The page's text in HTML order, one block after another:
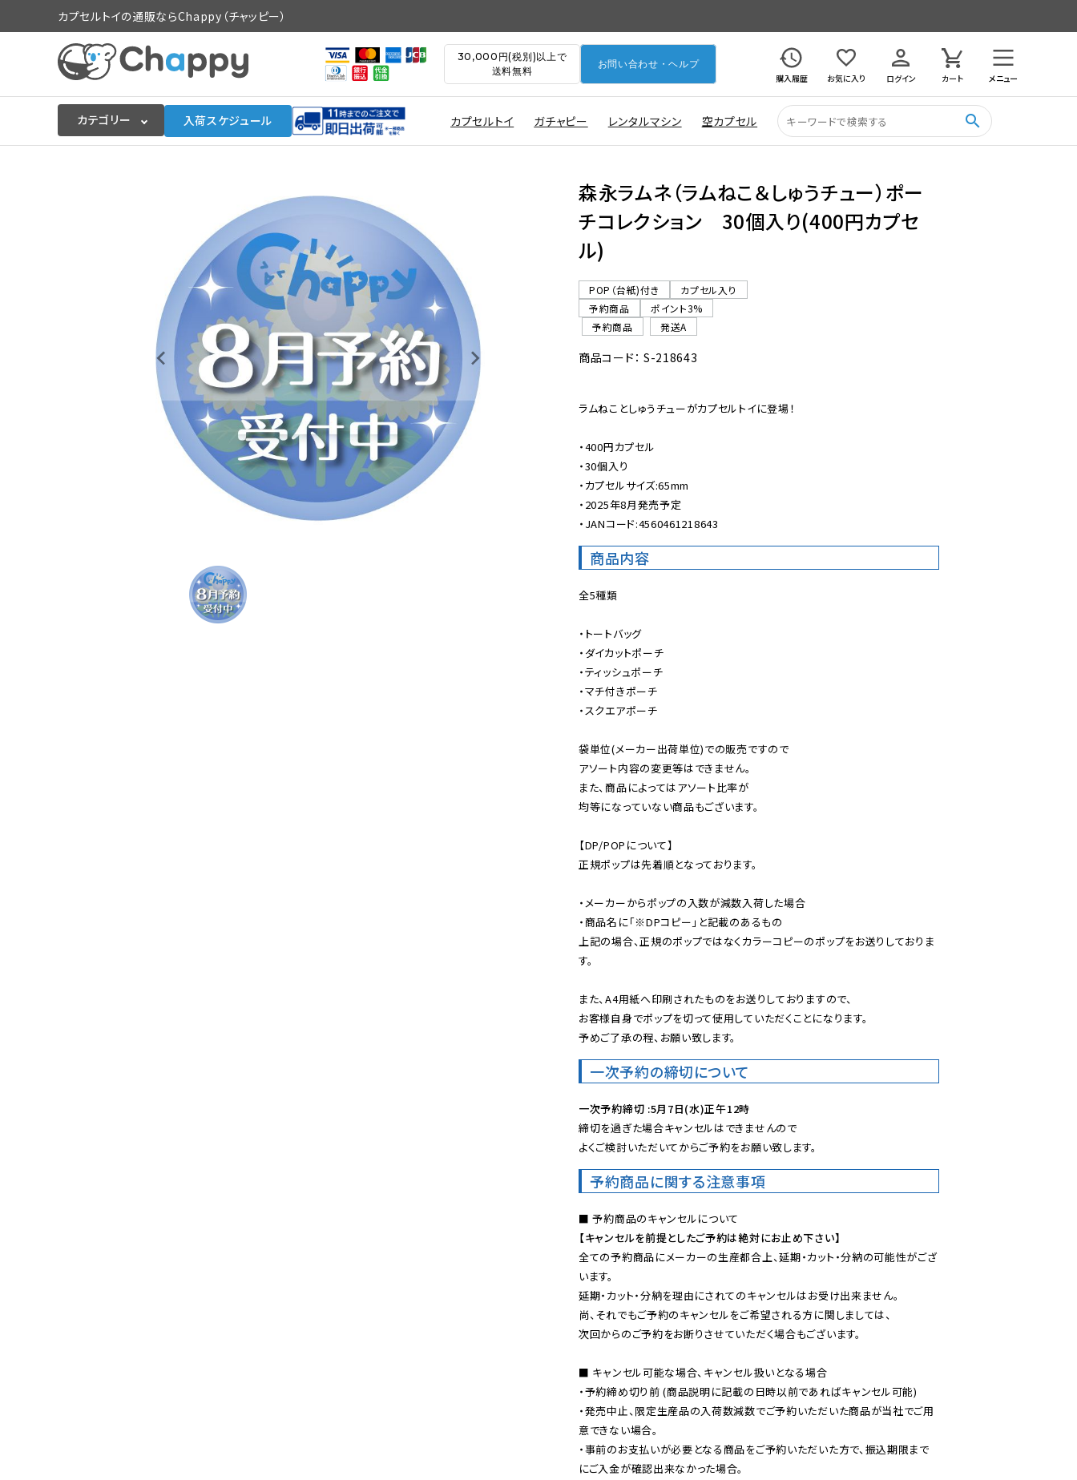
カプセルトイの通販ならChappy（チャッピー）
30,000円(税別)以上で
送料無料
お問い合わせ・ヘルプ
購入履歴
お気に入り ログイン カート メニュー
カテゴリー 入荷スケジュール カプセルトイ ガチャピー レンタルマシン 空カプセル search
森永ラムネ（ラムねこ＆しゅうチュー）ポー
チコレクション 30個入り(400円カプセ
ル)
POP（台紙)付き
カプセル入り
予約商品
ポイント3%
予約商品
発送A
商品コード： S-218643
ラムねことしゅうチューがカプセルトイに登場！
・400円カプセル
・30個入り
・カプセルサイズ:65mm
・2025年8月発売予定
・JANコード:4560461218643
商品内容
全5種類
・トートバッグ
・ダイカットポーチ
・ティッシュポーチ
・マチ付きポーチ
・スクエアポーチ
袋単位(メーカー出荷単位)での販売ですので
アソート内容の変更等はできません。
また、商品によってはアソート比率が
均等になっていない商品もございます。
【DP/POPについて】
正規ポップは先着順となっております。
・メーカーからポップの入数が減数入荷した場合
・商品名に「※DPコピー」と記載のあるもの
上記の場合、正規のポップではなくカラーコピーのポップをお送りしておりま
す。
また、A4用紙へ印刷されたものをお送りしておりますので、
お客様自身でポップを切って使用していただくことになります。
予めご了承の程、お願い致します。
一次予約の締切について
一次予約締切 :5月7日(水)正午12時
締切を過ぎた場合キャンセルはできませんので
よくご検討いただいてからご予約をお願い致します。
予約商品に関する注意事項
【キャンセルを前提としたご予約は絶対にお止め下さい】
全ての予約商品にメーカーの生産都合上、延期・カット・分納の可能性がござ
います。
延期・カット・分納を理由にされてのキャンセルはお受け出来ません。
尚、それでもご予約のキャンセルをご希望される方に関しましては、
次回からのご予約をお断りさせていただく場合もございます。
■ キャンセル可能な場合、キャンセル扱いとなる場合
・予約締め切り前 (商品説明に記載の日時以前であればキャンセル可能)
・発売中止、限定生産品の入荷数減数でご予約いただいた商品が当社でご用
意できない場合。
・事前のお支払いが必要となる商品をご予約いただいた方で、振込期限まで
にご入金が確認出来なかった場合。